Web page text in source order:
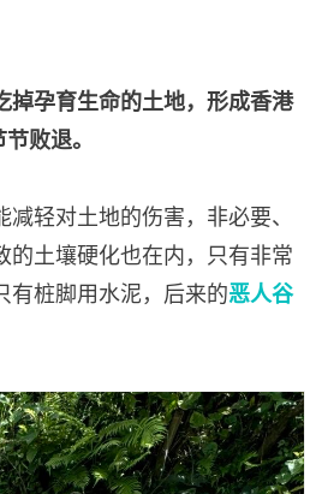
掉孕育生命的土地，形成香港
败退。
轻对土地的伤害，非必要、
的土壤硬化也在内，只有非常
有桩脚用水泥，后来的恶人谷